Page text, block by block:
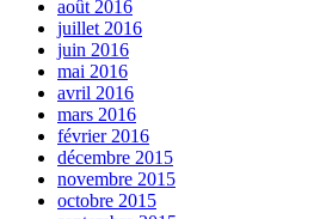
août 2016
juillet 2016
juin 2016
mai 2016
avril 2016
mars 2016
février 2016
décembre 2015
novembre 2015
octobre 2015